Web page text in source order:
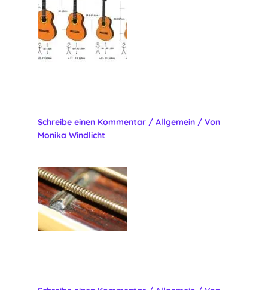
Schreibe einen Kommentar / Allgemein/ Von
Monika Windlicht